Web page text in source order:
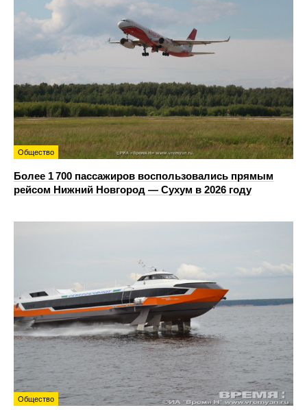
Общество
Более 1 700 пассажиров воспользовались прямым
рейсом Нижний Новгород — Сухум в 2026 году
Общество